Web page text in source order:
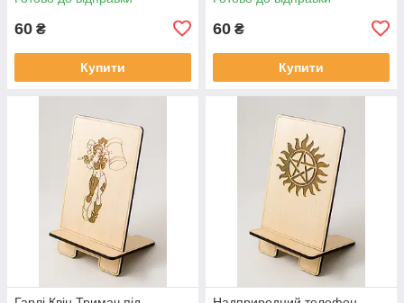
60 ₴
Купити
Джокер підставка
60 ₴
Купити